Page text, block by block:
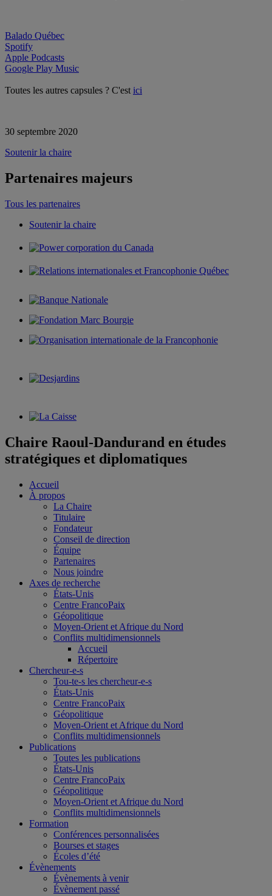
Balado Québec
Spotify
Apple Podcasts
Google Play Music
Toutes les autres capsules ? C'est ici
30 septembre 2020
Soutenir la chaire
Partenaires majeurs
Tous les partenaires
Soutenir la chaire
Chaire Raoul-Dandurand en études
stratégiques et diplomatiques
Accueil
À propos
La Chaire
Titulaire
Fondateur
Conseil de direction
Équipe
Partenaires
Nous joindre
Axes de recherche
États-Unis
Centre FrancoPaix
Géopolitique
Moyen-Orient et Afrique du Nord
Conflits multidimensionnels
Accueil
Répertoire
Chercheur-e-s
Tou-te-s les chercheur-e-s
États-Unis
Centre FrancoPaix
Géopolitique
Moyen-Orient et Afrique du Nord
Conflits multidimensionnels
Publications
Toutes les publications
États-Unis
Centre FrancoPaix
Géopolitique
Moyen-Orient et Afrique du Nord
Conflits multidimensionnels
Formation
Conférences personnalisées
Bourses et stages
Écoles d’été
Évènements
Évènements à venir
Évènement passé